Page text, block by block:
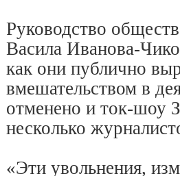
Руководство
Васила Иванова-
как они публично
вмешательством в
отменено и ток-шоу
несколько
«Эти увольнения,